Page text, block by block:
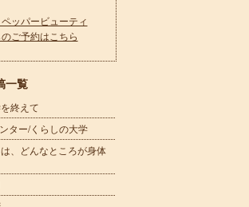
ッパービューティ
ご予約はこちら
一覧
終えて
ター/くらしの大学
、どんなところが身体